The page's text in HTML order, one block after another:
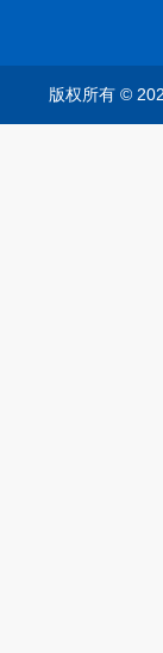
析仪
版权所有 ©